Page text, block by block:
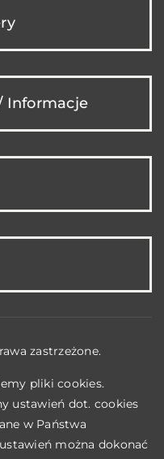
Informacje
zastrzeżone.
pliki cookies.
ustawień dot. cookies
w Państwa
można dokonać